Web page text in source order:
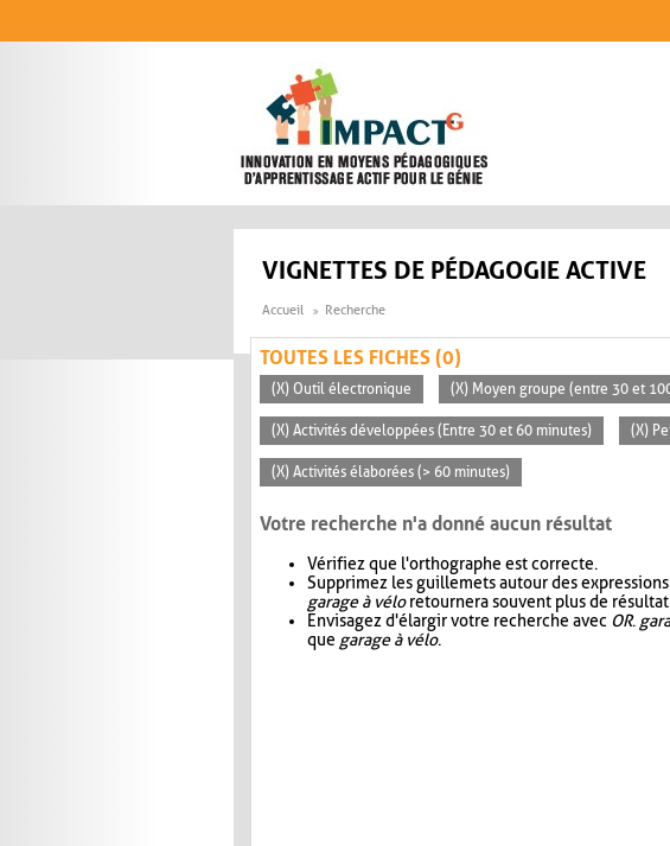
VIGNETTES DE PÉDAGOGIE ACTIVE
Accueil Recherche
TOUTES LES FICHES (0)
(X) Outil électronique (X) Moyen groupe (entre 30 et
(X) Activités développées (Entre 30 et 60 minutes) (X)
(X) Activités élaborées (> 60 minutes)
Votre recherche n'a donné aucun résultat
Vérifiez que l'orthographe est correcte.
Supprimez les guillemets autour des
garage à véloretournera souvent plus de
Envisagez d'élargir votre recherche avec OR.
que garage à vélo.